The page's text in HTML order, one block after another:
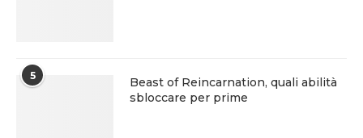
5
Beast of Reincarnation, quali abilità
sbloccare per prime